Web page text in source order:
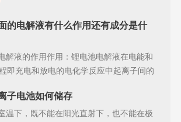
的电解液有什么作用还有成分是什
解液的作用作用：锂电池电解液在电能和
即充电和放电的电化学反应中起离子间的
子电池如何储存
温下，既不能在阳光直射下，也不能在极